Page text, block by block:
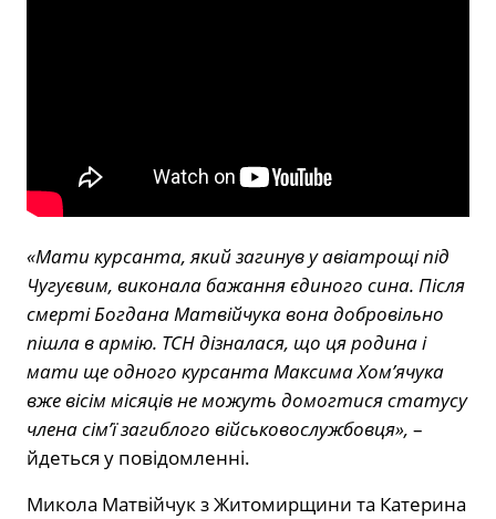
«Мати курсанта, який загинув у авіатрощі під
Чугуєвим, виконала бажання єдиного сина. Після
смерті Богдана Матвійчука вона добровільно
пішла в армію. ТСН дізналася, що ця родина і
мати ще одного курсанта Максима Хом’ячука
вже вісім місяців не можуть домогтися статусу
члена сім’ї загиблого військовослужбовця», –
йдеться у повідомленні.
Микола Матвійчук з Житомирщини та Катерина